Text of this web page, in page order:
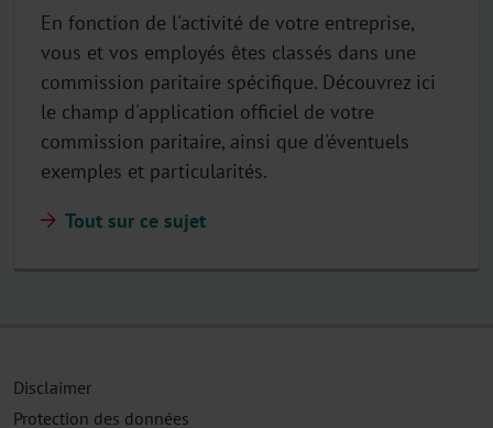
En fonction de l'activité de votre entreprise,
vous et vos employés êtes classés dans une
commission paritaire spécifique. Découvrez ici
le champ d'application officiel de votre
commission paritaire, ainsi que d'éventuels
exemples et particularités.
Tout sur ce sujet
Disclaimer
Protection des données